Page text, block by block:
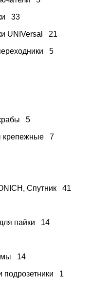
33
UNIVersal 21
5
5
крепежные 7
Спутник 41
пайки 14
14
подрозетники 1